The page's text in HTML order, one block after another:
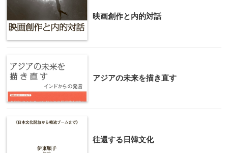
映画創作と内的対話
アジアの未来を描き直す
往還する日韓文化